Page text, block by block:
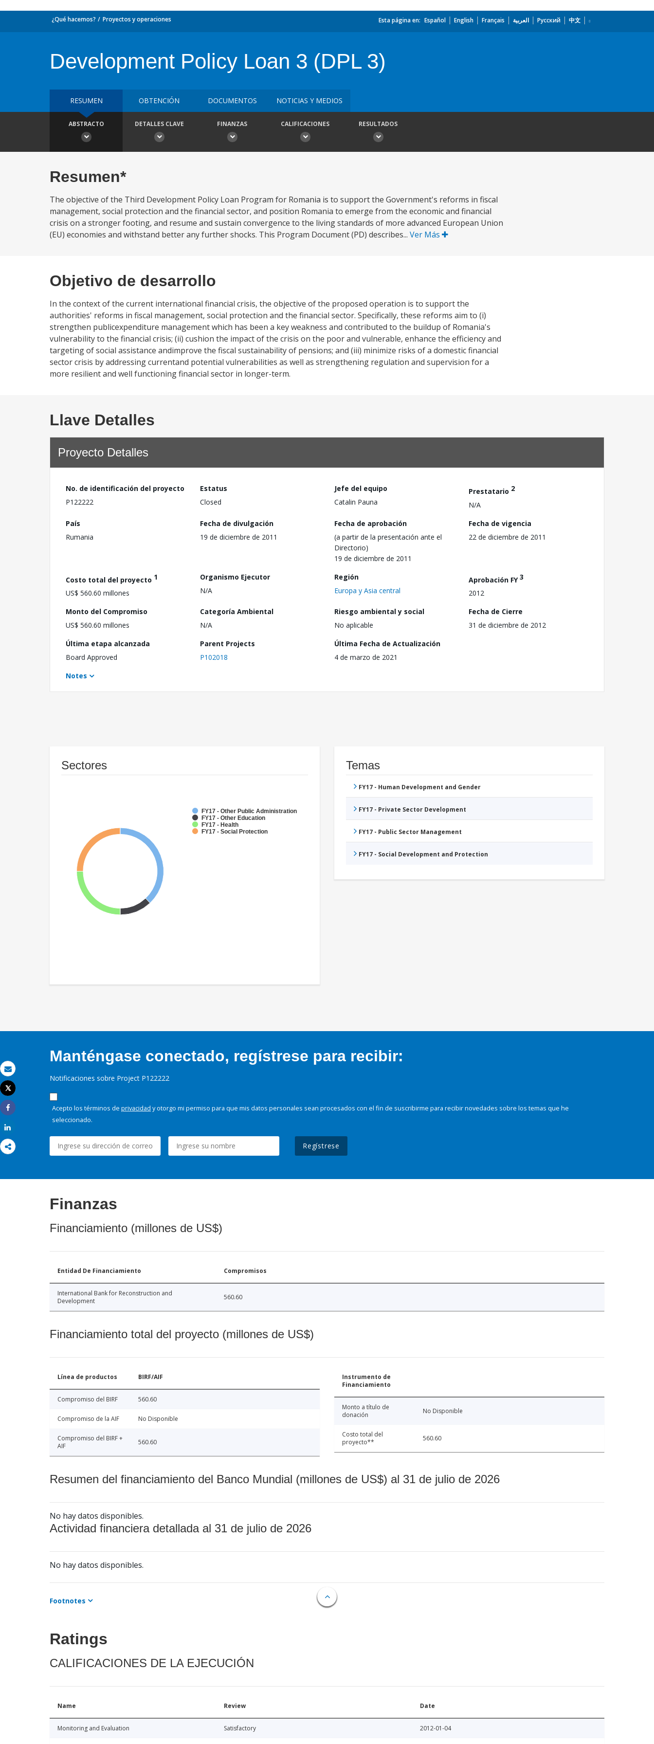
Correo electrónico
Imprimir
Tweet
Share
¿Qué hacemos? Proyectos y operaciones Esta página en: Español English Français العربية Русский 中文
Development Policy Loan 3 (DPL 3)
RESUMEN OBTENCIÓN DOCUMENTOS NOTICIAS Y MEDIOS
ABSTRACTO DETALLES CLAVE FINANZAS CALIFICACIONES RESULTADOS
Resumen*
The objective of the Third Development Policy Loan Program for Romania is to support the Government's reforms in fiscal
management, social protection and the financial sector, and position Romania to emerge from the economic and financial
crisis on a stronger footing, and resume and sustain convergence to the living standards of more advanced European Union
(EU) economies and withstand better any further shocks. This Program Document (PD) describes... Ver Más
Objetivo de desarrollo
In the context of the current international financial crisis, the objective of the proposed operation is to support the
authorities' reforms in fiscal management, social protection and the financial sector. Specifically, these reforms aim to (i)
strengthen publicexpenditure management which has been a key weakness and contributed to the buildup of Romania's
vulnerability to the financial crisis; (ii) cushion the impact of the crisis on the poor and vulnerable, enhance the efficiency and
targeting of social assistance andimprove the fiscal sustainability of pensions; and (iii) minimize risks of a domestic financial
sector crisis by addressing currentand potential vulnerabilities as well as strengthening regulation and supervision for a
more resilient and well functioning financial sector in longer-term.
Llave Detalles
Proyecto Detalles
No. de identificación del proyecto
P122222
Estatus
Closed
Jefe del equipo
Catalin Pauna
Prestatario 2
N/A
País
Rumania
Fecha de divulgación
19 de diciembre de 2011
Fecha de aprobación
(a partir de la presentación ante el
Directorio)
19 de diciembre de 2011
Fecha de vigencia
22 de diciembre de 2011
Costo total del proyecto 1
US$ 560.60 millones
Organismo Ejecutor
N/A
Región
Europa y Asia central
Aprobación FY3
2012
Monto del Compromiso
US$ 560.60 millones
Categoría Ambiental
N/A
Riesgo ambiental y social
No aplicable
Fecha de Cierre
31 de diciembre de 2012
Última etapa alcanzada
Board Approved
Parent Projects
P102018
Última Fecha de Actualización
4 de marzo de 2021
Notes
Sectores
FY17 - Other Public Administration
FY17 - Other Education
FY17 - Health
FY17 - Social Protection
Temas
FY17 - Human Development and Gender
FY17 - Private Sector Development
FY17 - Public Sector Management
FY17 - Social Development and Protection
Manténgase conectado, regístrese para recibir:
Notificaciones sobre Project P122222
Acepto los términos de privacidad y otorgo mi permiso para que mis datos personales sean procesados con el fin de suscribirme para recibir novedades sobre los temas que he
seleccionado.
Regístrese
Finanzas
Financiamiento (millones de US$)
Entidad De Financiamiento Compromisos
International Bank for Reconstruction and
Development
560.60
Financiamiento total del proyecto (millones de US$)
Línea de productos BIRF/AIF
Compromiso del BIRF 560.60
Compromiso de la AIF No Disponible
Compromiso del BIRF +
AIF
560.60
Instrumento de
Financiamiento
Monto a título de
donación
No Disponible
Costo total del
proyecto**
560.60
Resumen del financiamiento del Banco Mundial (millones de US$) al 31 de julio de 2026
No hay datos disponibles.
Actividad financiera detallada al 31 de julio de 2026
No hay datos disponibles.
Footnotes
Ratings
CALIFICACIONES DE LA EJECUCIÓN
Name Review Date
Monitoring and Evaluation Satisfactory 2012-01-04